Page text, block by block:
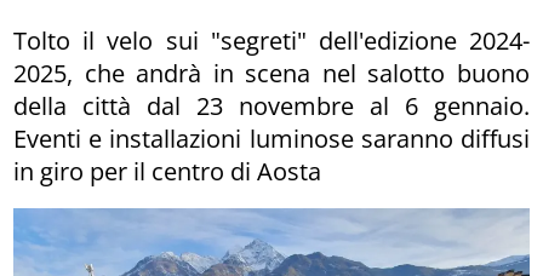
Tolto il velo sui "segreti" dell'edizione 2024-
2025, che andrà in scena nel salotto buono
della città dal 23 novembre al 6 gennaio.
Eventi e installazioni luminose saranno diffusi
in giro per il centro di Aosta